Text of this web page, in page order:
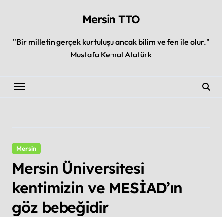
Mersin TTO
"Bir milletin gerçek kurtuluşu ancak bilim ve fen ile olur."
Mustafa Kemal Atatürk
Mersin
Mersin Üniversitesi
kentimizin ve MESİAD’ın
göz bebeğidir